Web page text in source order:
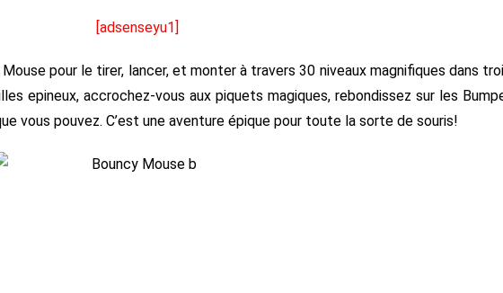
[adsenseyu1]
pour le tirer, lancer, et monter à travers 30 niveaux magnifiques dans
epineux, accrochez-vous aux piquets magiques, rebondissez sur les
vous pouvez. C’est une aventure épique pour toute la sorte de souris!